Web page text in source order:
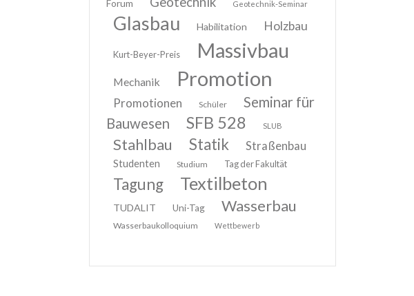
Forum
Geotechnik-Seminar
Glasbau Habilitation Holzbau
Kurt-Beyer-Preis Massivbau
Mechanik Promotion
Promotionen Schüler
Seminar für
Bauwesen
SFB 528 SLUB
Stahlbau Statik Straßenbau
Studenten Studium Tag der Fakultät
Tagung Textilbeton
TUDALIT Uni-Tag Wasserbau
Wasserbaukolloquium Wettbewerb